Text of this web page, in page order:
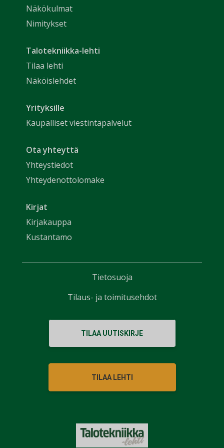
Näkökulmat
Nimitykset
Talotekniikka-lehti
Tilaa lehti
Näköislehdet
Yrityksille
Kaupalliset viestintäpalvelut
Ota yhteyttä
Yhteystiedot
Yhteydenottolomake
Kirjat
Kirjakauppa
Kustantamo
TILAA UUTISKIRJE
TILAA LEHTI
Tietosuoja
Tilaus- ja toimitusehdot